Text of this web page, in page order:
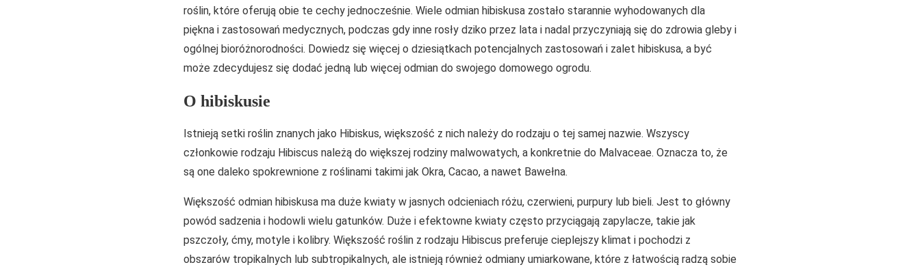
roślin, które oferują obie te cechy jednocześnie. Wiele odmian hibiskusa zostało starannie wyhodowanych dla
piękna i zastosowań medycznych, podczas gdy inne rosły dziko przez lata i nadal przyczyniają się do zdrowia gleby i
ogólnej bioróżnorodności. Dowiedz się więcej o dziesiątkach potencjalnych zastosowań i zalet hibiskusa, a być
może zdecydujesz się dodać jedną lub więcej odmian do swojego domowego ogrodu.
O hibiskusie
Istnieją setki roślin znanych jako Hibiskus, większość z nich należy do rodzaju o tej samej nazwie. Wszyscy
członkowie rodzaju Hibiscus należą do większej rodziny malwowatych, a konkretnie do Malvaceae. Oznacza to, że
są one daleko spokrewnione z roślinami takimi jak Okra, Cacao, a nawet Bawełna.
Większość odmian hibiskusa ma duże kwiaty w jasnych odcieniach różu, czerwieni, purpury lub bieli. Jest to główny
powód sadzenia i hodowli wielu gatunków. Duże i efektowne kwiaty często przyciągają zapylacze, takie jak
pszczoły, ćmy, motyle i kolibry. Większość roślin z rodzaju Hibiscus preferuje cieplejszy klimat i pochodzi z
obszarów tropikalnych lub subtropikalnych, ale istnieją również odmiany umiarkowane, które z łatwością radzą sobie